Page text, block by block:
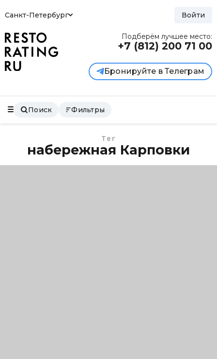
Санкт-Петербург Войти
Подберём лучшее место:
+7 (812) 200 71 00
Бронируйте в Телеграм
Поиск Фильтры
Тег
набережная Карповки